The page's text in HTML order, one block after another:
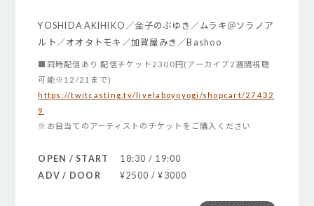
YOSHIDA AKIHIKO／金子のぶゆき／ムラキ＠ソラノア
ルト／オオタトモキ／加賀屋みき／Bashoo
■同時配信あり 配信チケット2300円(アーカイブ2週間視聴
可能※12/21まで)
https://twitcasting.tv/livelaboyoyogi/shopcart/27432
9
※お目当てのアーティストのチケットをご購入ください
OPEN / START
18:30 / 19:00
ADV / DOOR
¥2500 / ¥3000